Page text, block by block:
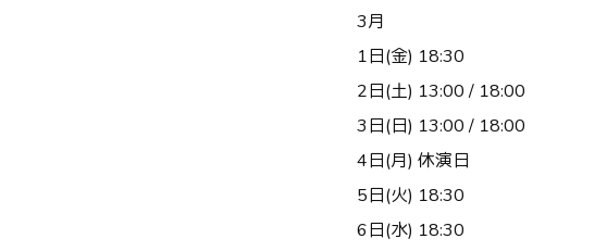
3月
1日(金) 18:30
2日(土) 13:00 / 18:00
3日(日) 13:00 / 18:00
4日(月) 休演日
5日(火) 18:30
6日(水) 18:30